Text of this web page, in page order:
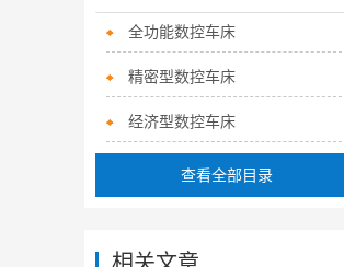
全功能数控车床
精密型数控车床
经济型数控车床
查看全部目录